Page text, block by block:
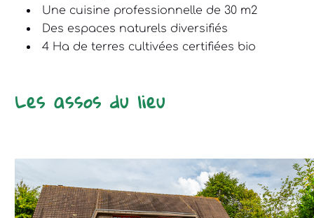
Une cuisine professionnelle de 30 m2
Des espaces naturels diversifiés
4 Ha de terres cultivées certifiées bio
Les assos du lieu